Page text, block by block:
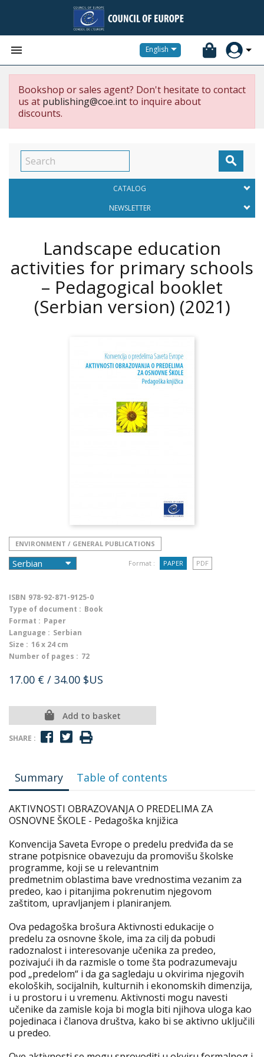
 English
Bookshop or sales agent? Don't hesitate to contact
us at publishing@coe.intto inquire about
discounts.

CATALOG
NEWSLETTER
Landscape education
activities for primary schools
– Pedagogical booklet
(Serbian version) (2021)
ENVIRONMENT / GENERAL PUBLICATIONS
Format : PAPER PDF
ISBN 978-92-871-9125-0
Type of document : Book
Format : Paper
Language : Serbian
Size : 16 x 24 cm
Number of pages : 72
17.00 € / 34.00 $US
Add to basket
SHARE :
Summary Table of contents
AKTIVNOSTI OBRAZOVANJA O PREDELIMA ZA
OSNOVNE ŠKOLE - Pedagoška knjižica
Konvencija Saveta Evrope o predelu predviđa da se
strane potpisnice obavezuju da promovišu školske
programme, koji se u relevantnim
predmetnim oblastima bave vrednostima vezanim za
predeo, kao i pitanjima pokrenutim njegovom
zaštitom, upravljanjem i planiranjem.
Ova pedagoška brošura Aktivnosti edukacije o
predelu za osnovne škole, ima za cilj da pobudi
radoznalost i interesovanje učenika za predeo,
pozivajući ih da razmisle o tome šta podrazumevaju
pod „predelom“ i da ga sagledaju u okvirima njegovih
ekoloških, socijalnih, kulturnih i ekonomskih dimenzija,
i u prostoru i u vremenu. Aktivnosti mogu navesti
učenike da zamisle koja bi mogla biti njihova uloga kao
pojedinaca i članova društva, kako bi se aktivno uključili
u predeo.